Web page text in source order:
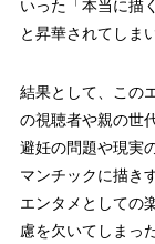
いった「本当に描
と昇華されてしま
結果として、この
の視聴者や親の世
避妊の問題や現実
マンチックに描き
エンタメとしての
慮を欠いてしまっ